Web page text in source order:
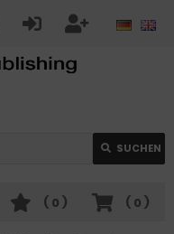
SUCHEN
( 0 )
( 0 )